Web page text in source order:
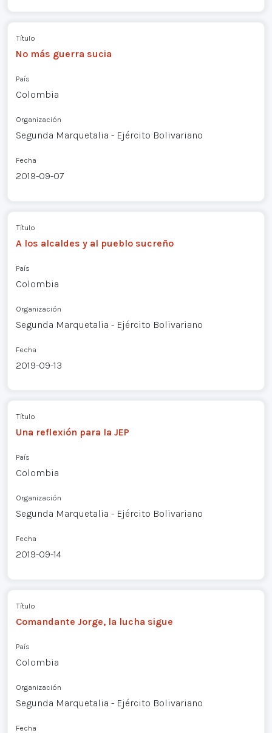
Título
No más guerra sucia
País
Colombia
Organización
Segunda Marquetalia - Ejército Bolivariano
Fecha
2019-09-07
Título
A los alcaldes y al pueblo sucreño
País
Colombia
Organización
Segunda Marquetalia - Ejército Bolivariano
Fecha
2019-09-13
Título
Una reflexión para la JEP
País
Colombia
Organización
Segunda Marquetalia - Ejército Bolivariano
Fecha
2019-09-14
Título
Comandante Jorge, la lucha sigue
País
Colombia
Organización
Segunda Marquetalia - Ejército Bolivariano
Fecha